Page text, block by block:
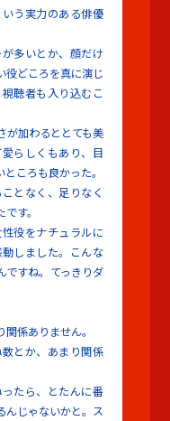
う実力のある俳優
多いとか、顔だけ
役どころを真に演じ
聴者も入り込むこ
が加わるととても美
らしくもあり、目
ころも良かった。
となく、足りなく
す。
役をナチュラルに
しました。こんな
ですね。てっきりダ
係ありません。
とか、あまり関係
たら、とたんに番
んじゃないかと。ス